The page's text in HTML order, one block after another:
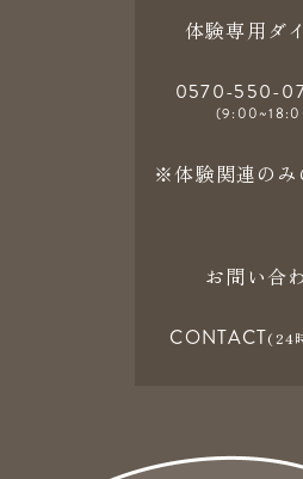
体験専用ダ
0570-550-
※体験関連のみ
お問い合
CONTACT(24